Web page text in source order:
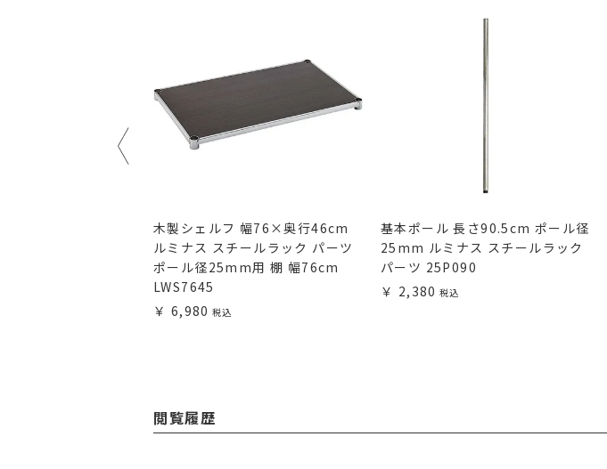
木製シェルフ 幅76×奥行46cm
ルミナス スチールラック パーツ
ポール径25mm用 棚 幅76cm
LWS7645
6,980
基本ポール 長さ90.5cm ポール径
25mm ルミナス スチールラック
パーツ 25P090
2,380
閲覧履歴